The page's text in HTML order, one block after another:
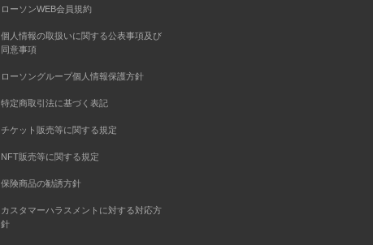
ローソンWEB会員規約
個人情報の取扱いに関する公表事項及び
同意事項
ローソングループ個人情報保護方針
特定商取引法に基づく表記
チケット販売等に関する規定
NFT販売等に関する規定
保険商品の勧誘方針
カスタマーハラスメントに対する対応方
針